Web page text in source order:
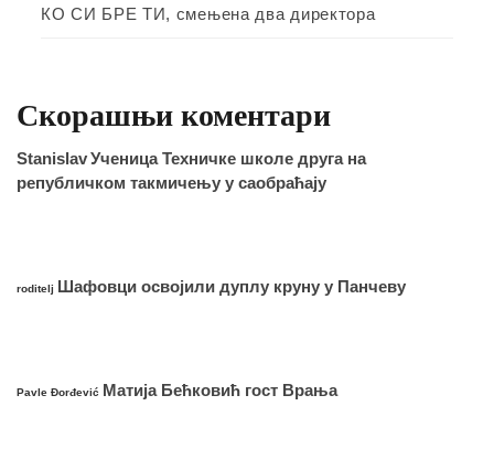
КО СИ БРЕ ТИ, смењена два директора
Скорашњи коментари
StanislavУченица Техничке школе друга на
републичком такмичењу у саобраћају
roditelj Шафовци освојили дуплу круну у Панчеву
Pavle Đorđević Матија Бећковић гост Врања